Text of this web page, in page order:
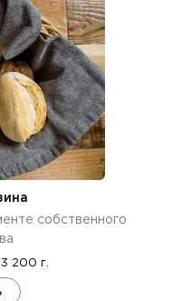
собственного
3 200 г.